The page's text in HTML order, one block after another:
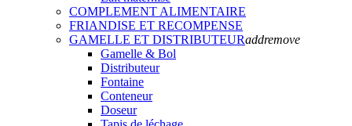
COMPLEMENT ALIMENTAIRE
FRIANDISE ET RECOMPENSE
GAMELLE ET DISTRIBUTEURaddremove
Gamelle & Bol
Distributeur
Fontaine
Conteneur
Doseur